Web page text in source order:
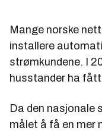
Mange norske
installere
strømkundene. I
husstander ha
Da den nasjonale
målet å få en mer